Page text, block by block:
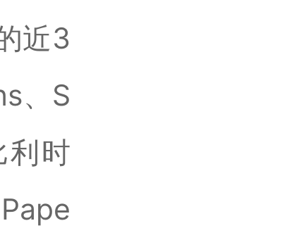
近3
、S
利时